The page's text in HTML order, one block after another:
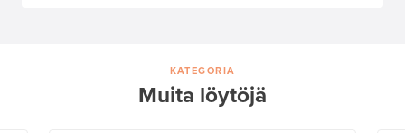
KATEGORIA
Muita löytöjä